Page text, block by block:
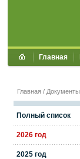
Главная
Главная / Документы
Полный список
2026 год
2025 год